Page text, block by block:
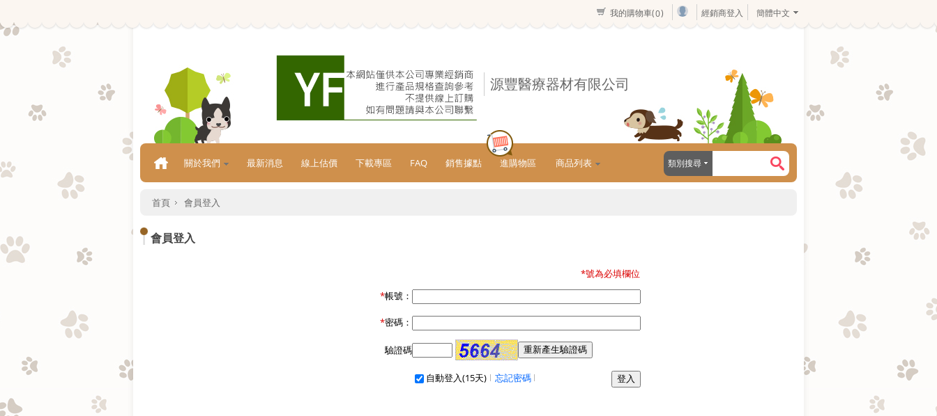
源豐醫療器材有限公司
簡體中文
經銷商登入
我的購物車(0)
關於我們 最新消息 線上估價 下載專區 FAQ 銷售據點 進購物區 商品列表 類別搜尋
首頁 會員登入
會員登入
*號為必填欄位
*帳號：
*密碼：
驗證碼
自動登入(15天) 忘記密碼